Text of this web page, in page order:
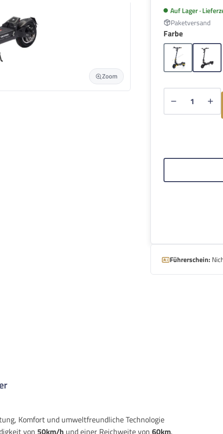
Zoom
Auf Lager ·
Paketversand
Farbeauswählen
Gelb
Produkt
Führerschein:
Komfort und umweltfreundliche Technologie
von 50km/h und einer Reichweite von 60km.